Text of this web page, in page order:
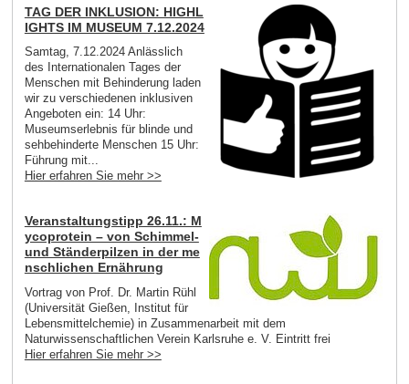
TAG DER INKLUSION: HIGHL
IGHTS IM MUSEUM 7.12.2024
Samtag, 7.12.2024 Anlässlich
des Internationalen Tages der
Menschen mit Behinderung laden
wir zu verschiedenen inklusiven
Angeboten ein: 14 Uhr:
Museumserlebnis für blinde und
sehbehinderte Menschen 15 Uhr:
Führung mit...
Hier erfahren Sie mehr >>
Veranstaltungstipp 26.11.: M
ycoprotein – von Schimmel-
und Ständerpilzen in der me
nschlichen Ernährung
Vortrag von Prof. Dr. Martin Rühl
(Universität Gießen, Institut für
Lebensmittelchemie) in Zusammenarbeit mit dem
Naturwissenschaftlichen Verein Karlsruhe e. V. Eintritt frei
Hier erfahren Sie mehr >>